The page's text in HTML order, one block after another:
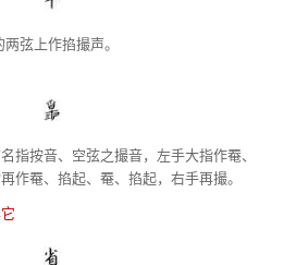
弦上作掐撮声。
指按音、空弦之撮音，左手大指作罨、
作罨、掐起、罨、掐起，右手再撮。